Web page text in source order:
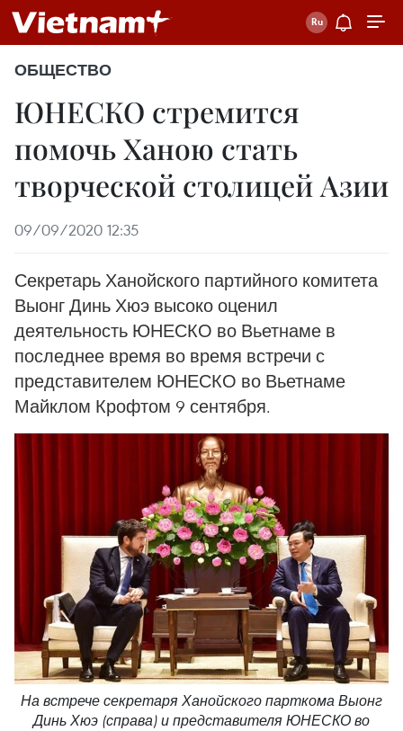
ОБЩЕСТВО
ЮНЕСКО стремится
помочь Ханою стать
творческой столицей Азии
09/09/2020 12:35
Секретарь Ханойского партийного комитета
Выонг Динь Хюэ высоко оценил
деятельность ЮНЕСКО во Вьетнаме в
последнее время во время встречи с
представителем ЮНЕСКО во Вьетнаме
Майклом Крофтом 9 сентября.
На встрече секретаря Ханойского парткома Выонг
Динь Хюэ (справа) и представителя ЮНЕСКО во